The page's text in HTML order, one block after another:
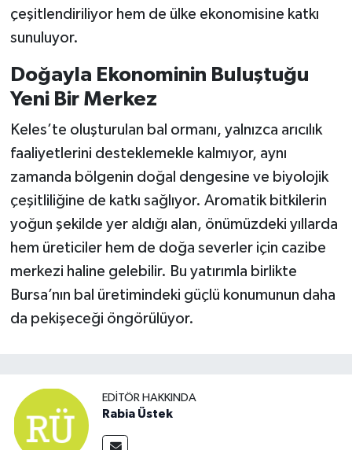
çeşitlendiriliyor hem de ülke ekonomisine katkı
sunuluyor.
Doğayla Ekonominin Buluştuğu
Yeni Bir Merkez
Keles’te oluşturulan bal ormanı, yalnızca arıcılık
faaliyetlerini desteklemekle kalmıyor, aynı
zamanda bölgenin doğal dengesine ve biyolojik
çeşitliliğine de katkı sağlıyor. Aromatik bitkilerin
yoğun şekilde yer aldığı alan, önümüzdeki yıllarda
hem üreticiler hem de doğa severler için cazibe
merkezi haline gelebilir. Bu yatırımla birlikte
Bursa’nın bal üretimindeki güçlü konumunun daha
da pekişeceği öngörülüyor.
EDITÖR HAKKINDA
Rabia Üstek